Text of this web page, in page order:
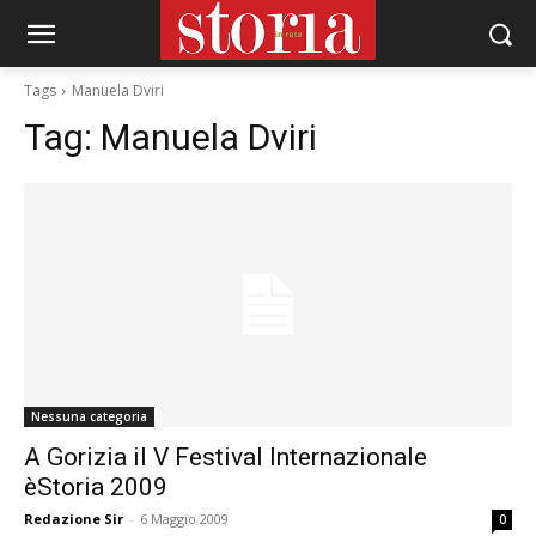
Tags Manuela Dviri
Tag: Manuela Dviri
Nessuna categoria
A Gorizia il V Festival Internazionale
èStoria 2009
Redazione Sir - 6 Maggio 2009 0